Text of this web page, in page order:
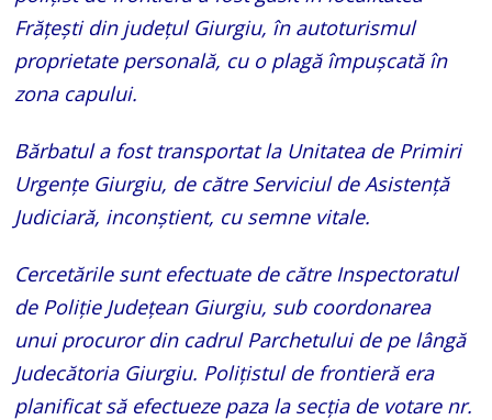
Frățești din județul Giurgiu, în autoturismul
proprietate personală, cu o plagă împușcată în
zona capului.
Bărbatul a fost transportat la Unitatea de Primiri
Urgențe Giurgiu, de către Serviciul de Asistență
Judiciară, inconștient, cu semne vitale.
Cercetările sunt efectuate de către Inspectoratul
de Poliție Județean Giurgiu, sub coordonarea
unui procuror din cadrul Parchetului de pe lângă
Judecătoria Giurgiu. Polițistul de frontieră era
planificat să efectueze paza la secția de votare nr.